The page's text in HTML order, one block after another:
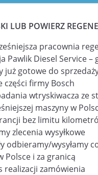
LUB POWIERZ
pracownia
Pawlik Diesel Service
już gotowe do
części firmy Bosch
wtryskiwacza ze
maszyny w
bez limitu
zlecenia wysyłkowe
odbieramy/wysyłamy
Polsce i za granicą
realizacji zamówienia